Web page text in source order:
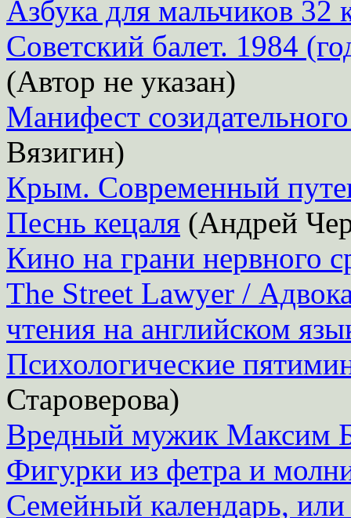
Азбука для мальчиков 32
Советский балет. 1984
(Автор не указан)
Манифест
Вязигин)
Крым. Современный
Песнь кецаля (Андрей
Кино на грани нервного
The Street Lawyer /
чтения на английском
Психологические
Староверова)
Вредный мужик Максим
Фигурки из фетра и
Семейный календарь,